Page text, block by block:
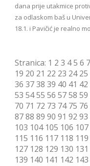
dana prije utakmice
za odlaskom baš u
18.1. i Pavičić je realno
Stranica: 1 2 3 45 6 7
19 20 21 22 23 24 25
36 3738 39 40 41 42
53 5455 56 5758 59
70 71 72 73 74 75 76
8788 89 90 91 92 93
103 104 105 106 107
115 116 117 118 119
127 128 129 130 131
139 140 141 142 143